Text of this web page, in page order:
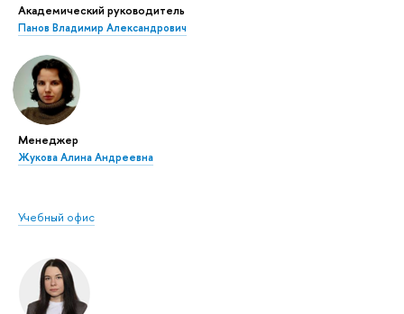
Академический руководитель
Панов Владимир Александрович
Менеджер
Жукова Алина Андреевна
Учебный офис